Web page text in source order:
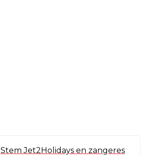
Stem Jet2Holidays en zangeres